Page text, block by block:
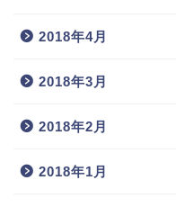
2018年4月
2018年3月
2018年2月
2018年1月